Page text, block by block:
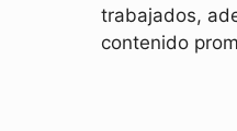
trabajados,
contenido